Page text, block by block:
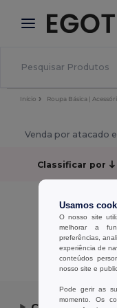
× App Egotier
Melhores
Início Roupa Básica |
Venda por atacado
Classificar por
Usamos
O nosso site
melhorar a
preferências,
experiência de
conteúdos
nosso site e
Pode gerir as
momento. Os